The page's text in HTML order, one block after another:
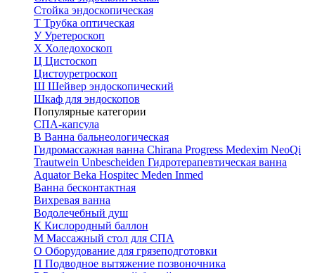
Стойка эндоскопическая
Т Трубка оптическая
УУретероскоп
Х Холедохоскоп
Ц Цистоскоп
Цистоуретроскоп
Ш Шейвер эндоскопический
Шкаф для эндоскопов
Популярные категории
СПА-капсула
В Ванна бальнеологическая
Гидромассажная ванна Chirana Progress Medexim NeoQi
Trautwein Unbescheiden Гидротерапевтическая ванна
AquatorBeka Hospitec Meden Inmed
Ванна бесконтактная
Вихревая ванна
Водолечебный душ
К Кислородный баллон
М Массажный стол для СПА
О Оборудование для грязеподготовки
П Подводное вытяжение позвоночника